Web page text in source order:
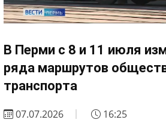
В Перми с 8 и 11 июля
ряда маршрутов
транспорта
07.07.2026 16:25